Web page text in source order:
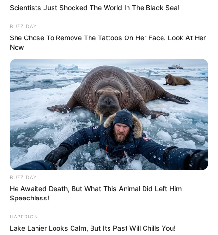
hanem sorsfordító
milyen országban
akarnak élni a
magyarok. A több mint
negyedórás beszédet a
politikus a YouTube-on
és a Facebookon
közvetítette, egyes
hangsúlyos részeit
pedig már december
31-én nyilvánosságra
hozta. Magyar Péter
már a beszéd elején
világossá tette: nem
ünnepi köszöntőt,
hanem figyelmeztetést
kíván megfogalmazni.
Scientists Just Shocked The World In The Black Sea!
BUZZ DAY
She Chose To Remove The Tattoos On Her Face. Look At Her
Now
BUZZ DAY
He Awaited Death, But What This Animal Did Left Him
Speechless!
HABERION
Lake Lanier Looks Calm, But Its Past Will Chills You!